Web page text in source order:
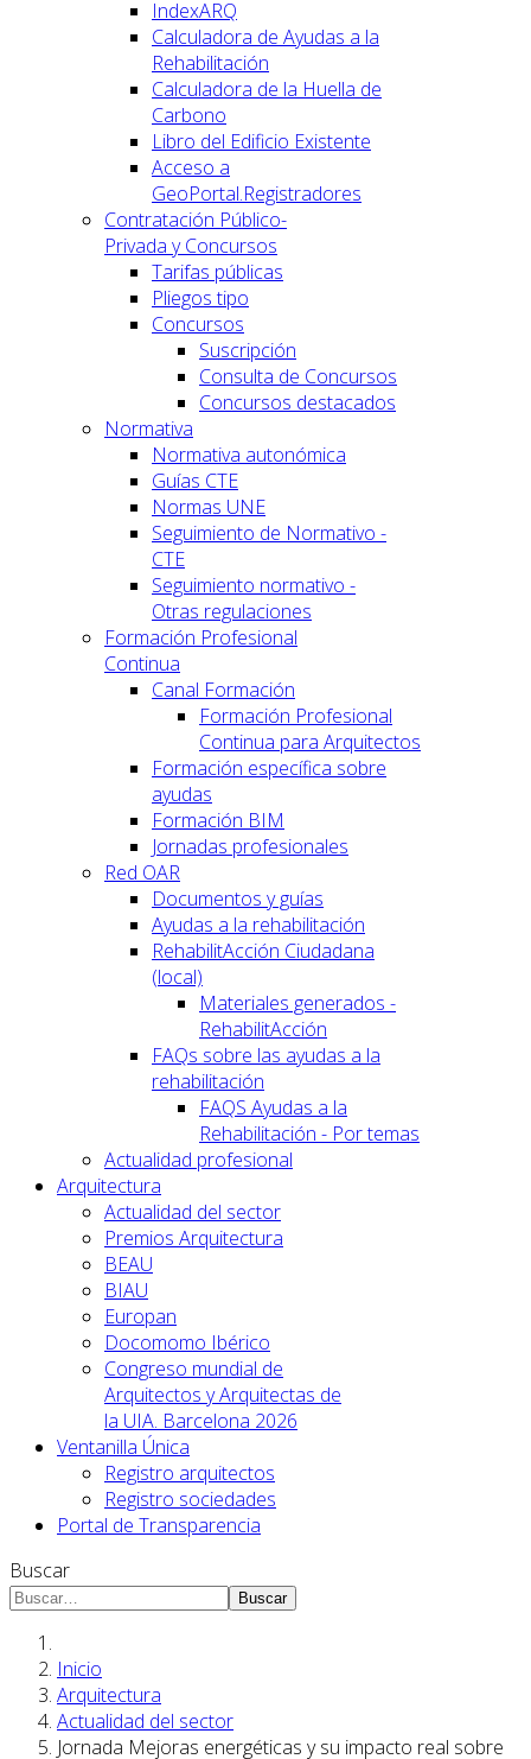
IndexARQ
Calculadora de Ayudas a la
Rehabilitación
Calculadora de la Huella de
Carbono
Libro del Edificio Existente
Acceso a
GeoPortal.Registradores
Contratación Público-
Privada y Concursos
Tarifas públicas
Pliegos tipo
Concursos
Suscripción
Consulta de Concursos
Concursos destacados
Normativa
Normativa autonómica
Guías CTE
Normas UNE
Seguimiento de Normativo -
CTE
Seguimiento normativo -
Otras regulaciones
Formación Profesional
Continua
Canal Formación
Formación Profesional
Continua para Arquitectos
Formación específica sobre
ayudas
Formación BIM
Jornadas profesionales
Red OAR
Documentos y guías
Ayudas a la rehabilitación
RehabilitAcción Ciudadana
(local)
Materiales generados -
RehabilitAcción
FAQs sobre las ayudas a la
rehabilitación
FAQS Ayudas a la
Rehabilitación - Por temas
Actualidad profesional
Arquitectura
Actualidad del sector
Premios Arquitectura
BEAU
BIAU
Europan
Docomomo Ibérico
Congreso mundial de
Arquitectos y Arquitectas de
la UIA. Barcelona 2026
Ventanilla Única
Registro arquitectos
Registro sociedades
Portal de Transparencia
Buscar
Buscar
Inicio
Arquitectura
Actualidad del sector
Jornada Mejoras energéticas y su impacto real sobre